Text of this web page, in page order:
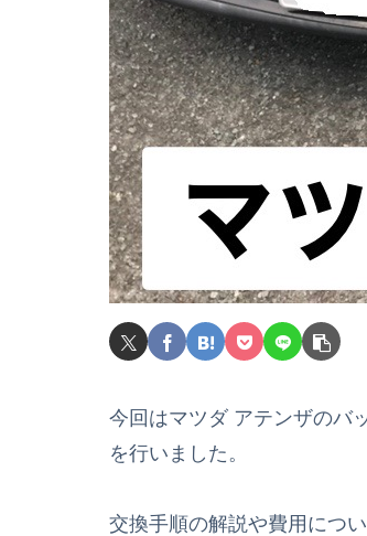
今回はマツダ アテンザのバ
を行いました。
交換手順の解説や費用につい